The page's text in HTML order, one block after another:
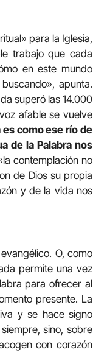
para la Iglesia,
trabajo que cada
en este mundo
apunta.
superó las 14.000
afable se vuelve
es como ese río de
de la Palabra nos
contemplación no
de Dios su propia
y de la vida nos
O, como
permite una vez
para ofrecer al
presente. La
y se hace signo
sino, sobre
con corazón